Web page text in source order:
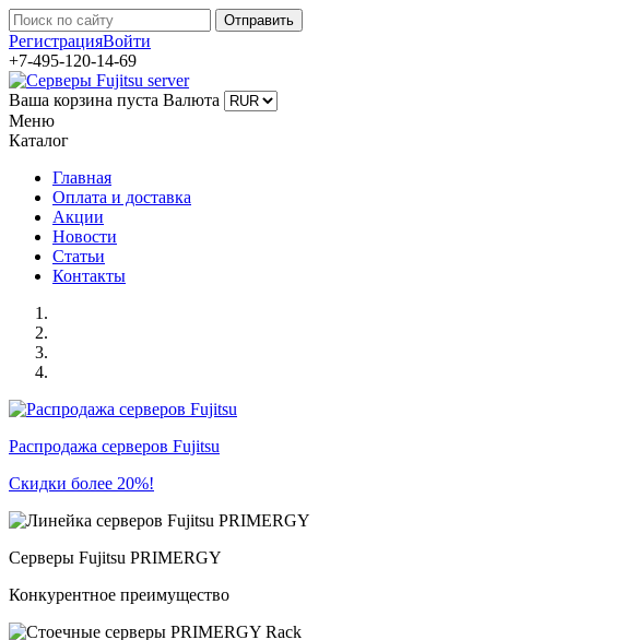
РегистрацияВойти
+7-495-120-14-69
Ваша корзина пуста Валюта
Меню
Каталог
Главная
Оплата и доставка
Акции
Новости
Статьи
Контакты
Распродажа серверов Fujitsu
Скидки более 20%!
Серверы Fujitsu PRIMERGY
Конкурентное преимущество